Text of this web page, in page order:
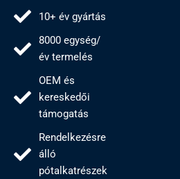
10+ év gyártás
8000 egység/
év termelés
OEM és
kereskedői
támogatás
Rendelkezésre
álló
pótalkatrészek